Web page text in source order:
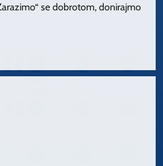
se dobrotom, donirajmo